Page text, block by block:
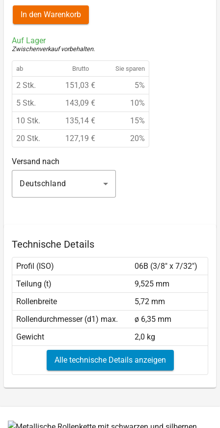
In den Warenkorb
Auf Lager
Zwischenverkauf vorbehalten.
ab Brutto Sie sparen
2 Stk. 151,03 €
5%
5 Stk.
143,09 €
10%
10 Stk.
135,14 €
15%
20 Stk.
127,19 € 20%
Versand nach
Deutschland
Technische Details
Profil (ISO)
06B (3/8" x 7/32")
Teilung (t)
9,525 mm
Rollenbreite
5,72 mm
Rollendurchmesser (d1) max.
ø 6,35 mm
Gewicht
2,0 kg
Alle technische Details anzeigen